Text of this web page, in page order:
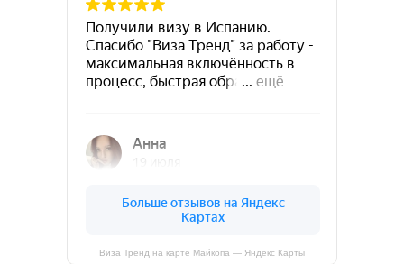
Виза Тренд на карте Майкопа — Яндекс Карты
необходимых процедур и правил. Не важно, нужна
вам виза для бизнеса, учебы, работы или просто
для туризма — мы поможем вам получить ее без
стресса и затрат времени. Свяжитесь с нами,
чтобы начать процесс получения визы прямо